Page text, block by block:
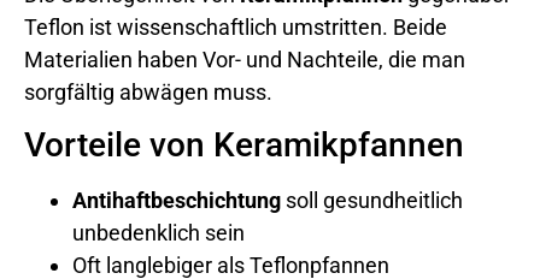
Teflon ist wissenschaftlich umstritten. Beide
Materialien haben Vor- und Nachteile, die man
sorgfältig abwägen muss.
Vorteile von Keramikpfannen
Antihaftbeschichtung soll gesundheitlich
unbedenklich sein
Oft langlebiger als Teflonpfannen